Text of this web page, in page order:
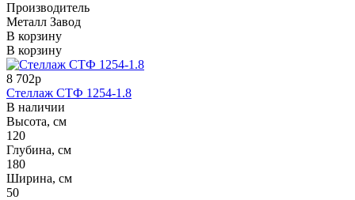
Производитель
Металл Завод
В корзину
В корзину
8 702р
Стеллаж СТФ 1254-1.8
В наличии
Высота, см
120
Глубина, см
180
Ширина, см
50